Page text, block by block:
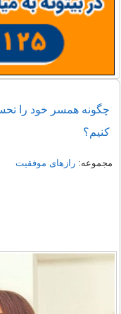
چگونه همسر خود را
کنیم؟
مجموعه:رازهای موفقیت